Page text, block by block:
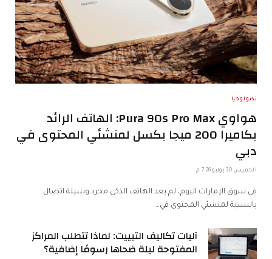
تكنولوجيا
هواوي Pura 90s Pro Max: الهاتف الرائد
بكاميرا 200 ميجا بكسل لمنشئي المحتوى في
دبي
الخميس 30 يوليو 7:26 م
في سوق الإمارات اليوم، لم يعد الهاتف الذكي مجرد وسيلة اتصال.
بالنسبة لمنشئي المحتوى في…
آليات تكاليف التبييت: لماذا تتطلب المراكز
المفتوحة ليلة ضحاها رسومًا إضافية؟